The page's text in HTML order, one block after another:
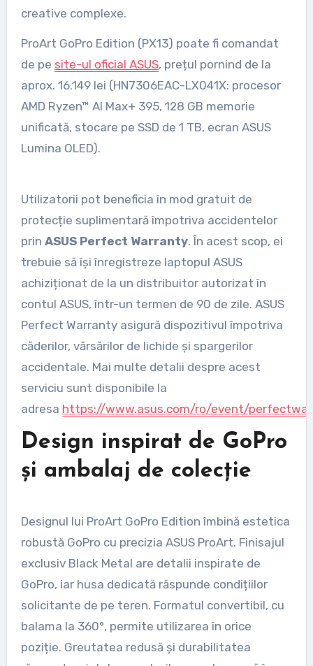
creative complexe.
ProArt GoPro Edition (PX13) poate fi comandat
de pe site-ul oficial ASUS, prețul pornind de la
aprox. 16.149 lei (HN7306EAC-LX041X: procesor
AMD Ryzen™ AI Max+ 395, 128 GB memorie
unificată, stocare pe SSD de 1 TB, ecran ASUS
Lumina OLED).
Utilizatorii pot beneficia în mod gratuit de
protecție suplimentară împotriva accidentelor
prin ASUS Perfect Warranty. În acest scop, ei
trebuie să își înregistreze laptopul ASUS
achiziționat de la un distribuitor autorizat în
contul ASUS, într-un termen de 90 de zile. ASUS
Perfect Warranty asigură dispozitivul împotriva
căderilor, vărsărilor de lichide și spargerilor
accidentale. Mai multe detalii despre acest
serviciu sunt disponibile la
adresa https://www.asus.com/ro/event/
Design inspirat de GoPro
și ambalaj de colecție
Designul lui ProArt GoPro Edition îmbină estetica
robustă GoPro cu precizia ASUS ProArt. Finisajul
exclusiv Black Metal are detalii inspirate de
GoPro, iar husa dedicată răspunde condițiilor
solicitante de pe teren. Formatul convertibil, cu
balama la 360°, permite utilizarea în orice
poziție. Greutatea redusă și durabilitatea